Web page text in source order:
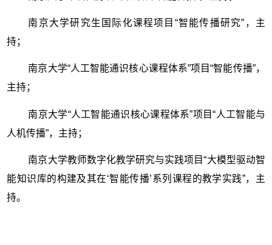
南京大学研究生国际化课程项目“智能传播研究”，主
持；
南京大学“人工智能通识核心课程体系”项目“智能传播”，
主持；
南京大学“人工智能通识核心课程体系”项目“人工智能与
人机传播”，主持；
南京大学教师数字化教学研究与实践项目“大模型驱动智
能知识库的构建及其在‘智能传播’系列课程的教学实践”，主
持。